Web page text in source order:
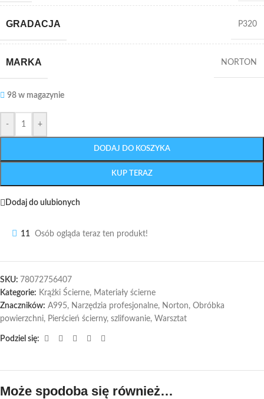
GRADACJA P320
MARKA NORTON
98 w magazynie
- +
DODAJ DO KOSZYKA
KUP TERAZ
Dodaj do ulubionych
11 Osób ogląda teraz ten produkt!
SKU: 78072756407
Kategorie: Krążki Ścierne, Materiały ścierne
Znaczników: A995, Narzędzia profesjonalne, Norton, Obróbka
powierzchni, Pierścień ścierny, szlifowanie, Warsztat
Podziel się:
Może spodoba się również…